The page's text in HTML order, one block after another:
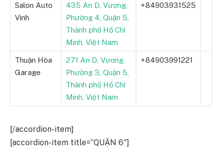
Salon Auto
Vinh
435 An D. Vương,
Phường 4, Quận 5,
Thành phố Hồ Chí
Minh, Việt Nam
+84903931525
Thuận Hòa
Garage
271 An D. Vương,
Phường 3, Quận 5,
Thành phố Hồ Chí
Minh, Việt Nam
+84903991221
[/accordion-item]
[accordion-item title=”QUẬN 6″]